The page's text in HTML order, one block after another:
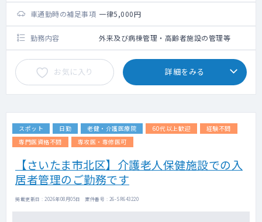
車通勤時の補足事項 一律5,000円
勤務内容 外来及び病棟管理・高齢者施設の管理等
お気に入り 詳細をみる
スポット 日勤 老健・介護医療院 60代以上歓迎
経験不問
専門医資格不問
専攻医・専修医可
【さいたま市北区】介護老人保健施設での入
居者管理のご勤務です
掲載更新日 : 2026年08月05日 案件番号 : 26-SR643220